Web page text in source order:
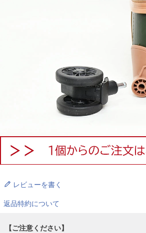
レビューを書く
返品特約について
【ご注意ください】